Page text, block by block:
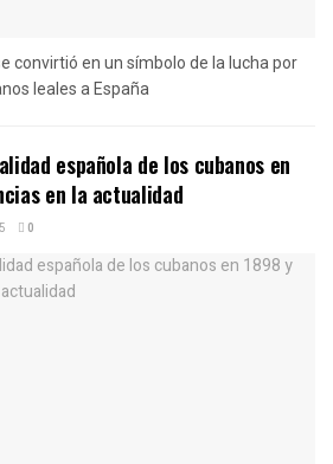
convirtió en un símbolo de la lucha por
leales a España
española de los cubanos en
en la actualidad
0